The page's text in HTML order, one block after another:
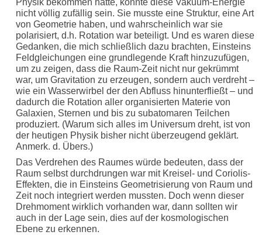
Physik bekommen hatte, konnte diese Vakuum-Energie
nicht völlig zufällig sein. Sie musste eine Struktur, eine Art
von Geometrie haben, und wahrscheinlich war sie
polarisiert, d.h. Rotation war beteiligt. Und es waren diese
Gedanken, die mich schließlich dazu brachten, Einsteins
Feldgleichungen eine grundlegende Kraft hinzuzufügen,
um zu zeigen, dass die Raum-Zeit nicht nur gekrümmt
war, um Gravitation zu erzeugen, sondern auch verdreht –
wie ein Wasserwirbel der den Abfluss hinunterfließt – und
dadurch die Rotation aller organisierten Materie von
Galaxien, Sternen und bis zu subatomaren Teilchen
produziert. (Warum sich alles im Universum dreht, ist von
der heutigen Physik bisher nicht überzeugend geklärt.
Anmerk. d. Übers.)
Das Verdrehen des Raumes würde bedeuten, dass der
Raum selbst durchdrungen war mit Kreisel- und Coriolis-
Effekten, die in Einsteins Geometrisierung von Raum und
Zeit noch integriert werden mussten. Doch wenn dieser
Drehmoment wirklich vorhanden war, dann sollten wir
auch in der Lage sein, dies auf der kosmologischen
Ebene zu erkennen.